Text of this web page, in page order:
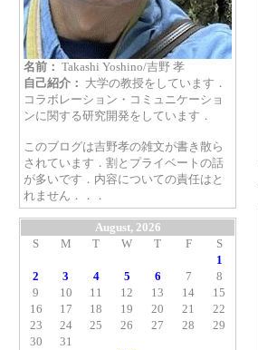
名前： Takashi Yoshino/吉野 孝
自己紹介： 大学の教授をしています．
コラボレーション・コミュニケーショ
ンに関する研究開発をしています．
このブログは吉野孝の雑文が書き散ら
されています．割とプライベートの話
が多いです．内容についての責任はと
れません．．．
August, 2026
S
M T W T F
S
1
2
3 4 5 6 7
8
9
10 11 12 13 14
15
16
17 18 19 20 21
22
23
24 25 26 27 28
29
30
31